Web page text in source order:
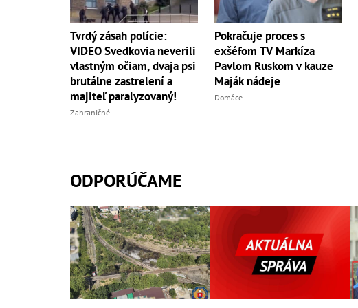
Tvrdý zásah polície:
VIDEO Svedkovia neverili
vlastným očiam, dvaja psi
brutálne zastrelení a
majiteľ paralyzovaný!
Zahraničné
Pokračuje proces s
exšéfom TV Markíza
Pavlom Ruskom v kauze
Maják nádeje
Domáce
ODPORÚČAME